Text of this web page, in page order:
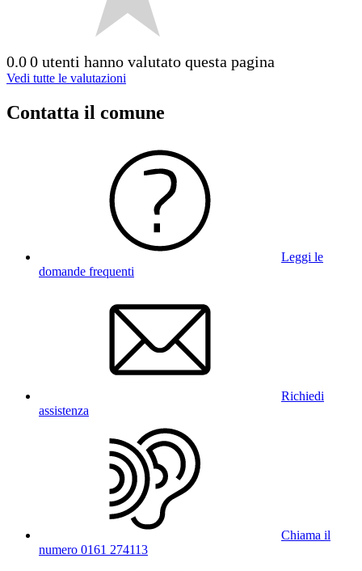
0.00 utenti hanno valutato questa pagina
Vedi tutte le valutazioni
Contatta il comune
Leggi le
domande frequenti
Richiedi
assistenza
Chiama il
numero 0161 274113